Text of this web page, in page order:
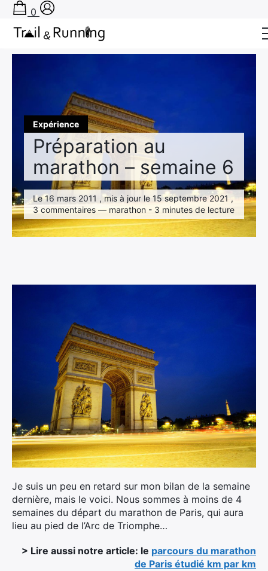
Expérience
Préparation au
marathon – semaine 6
Le 16 mars 2011 , mis à jour le 15 septembre 2021 ,
3 commentaires — marathon - 3 minutes de lecture
Expérience Préparation au marathon – semaine 6
Je suis un peu en retard sur mon bilan de la semaine
dernière, mais le voici. Nous sommes à moins de 4
semaines du départ du marathon de Paris, qui aura
lieu au pied de l’Arc de Triomphe…
> Lire aussi notre article: le parcours du marathon
de Paris étudié km par km
0
Récits de course
Tests
Bons plans
Actu Running
TA PRÉPA SUR-MESURE